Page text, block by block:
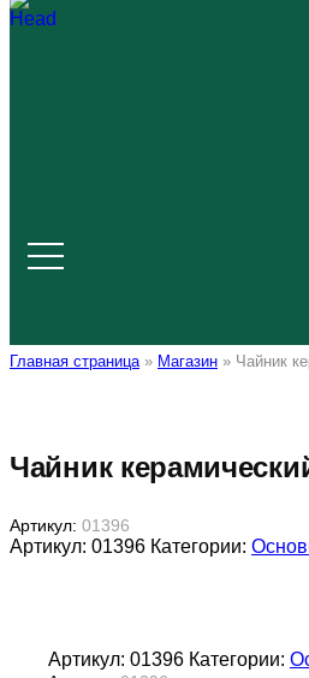
Главная страница » Магазин » Чайник
Чайник
Артикул: 01396
Артикул: 01396 Категории:
Артикул: 01396 Категории: